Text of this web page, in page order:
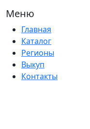
Меню
Главная
Каталог
Регионы
Выкуп
Контакты